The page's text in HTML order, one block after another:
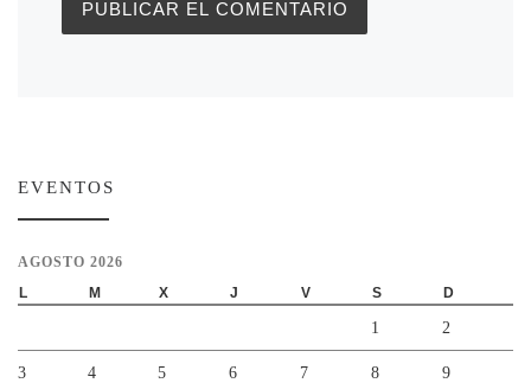
EVENTOS
AGOSTO 2026
L
M X J V S D
1 2
3 4 5 6 7 8 9